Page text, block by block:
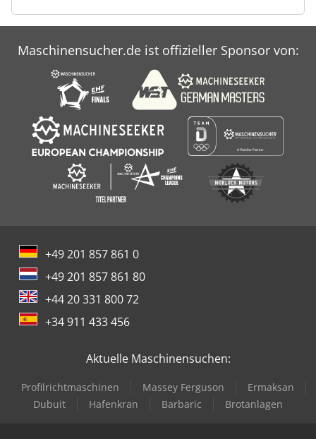
Maschinensucher.de ist offizieller Sponsor von:
+49 201 857 861 0
+49 201 857 861 80
+44 20 331 800 72
+34 911 433 456
Aktuelle Maschinensuchen:
Profilrichtmaschinen Massey Ferguson
Ermaksan
Dubuit
Hafenkran Barbaric Brotanlagen